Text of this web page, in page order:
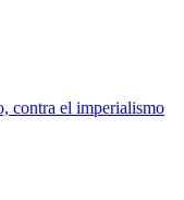
contra el imperialismo